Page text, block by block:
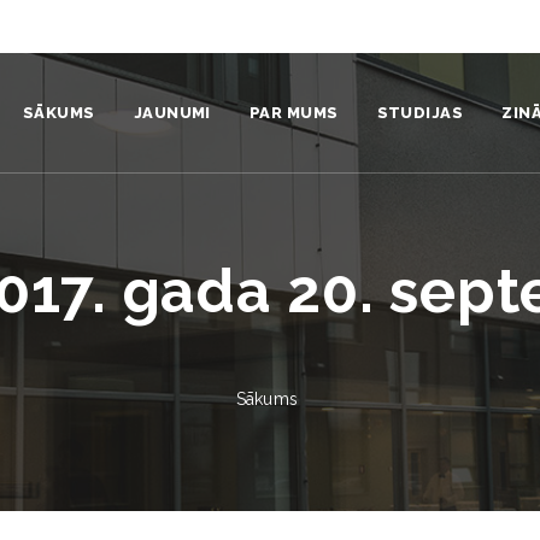
SĀKUMS JAUNUMI PAR MUMS
Komanda
Struktūra
Vides politika un stratēģija
STUDIJAS
Studentiem
Absolventi
Prakse
Mūžizglītība
gada 20.
Sākums